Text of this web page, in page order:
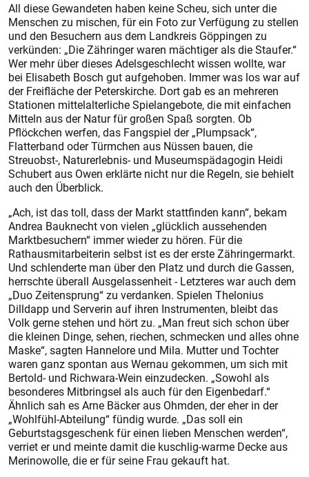
All diese Gewandeten haben keine Scheu, sich unter die
Menschen zu mischen, für ein Foto zur Verfügung zu stellen
und den Besuchern aus dem Landkreis Göppingen zu
verkünden: „Die Zähringer waren mächtiger als die Staufer.“
Wer mehr über dieses Adelsgeschlecht wissen wollte, war
bei Elisabeth Bosch gut aufgehoben. Immer was los war auf
der Freifläche der Peterskirche. Dort gab es an mehreren
Stationen mittelalterliche Spielangebote, die mit einfachen
Mitteln aus der Natur für großen Spaß sorgten. Ob
Pflöckchen werfen, das Fangspiel der „Plumpsack“,
Flatterband oder Türmchen aus Nüssen bauen, die
Streuobst-, Naturerlebnis- und Museumspädagogin Heidi
Schubert aus Owen erklärte nicht nur die Regeln, sie behielt
auch den Überblick.
„Ach, ist das toll, dass der Markt stattfinden kann“, bekam
Andrea Bauknecht von vielen „glücklich aussehenden
Marktbesuchern“ immer wieder zu hören. Für die
Rathausmitarbeiterin selbst ist es der erste Zähringermarkt.
Und schlenderte man über den Platz und durch die Gassen,
herrschte überall Ausgelassenheit - Letzteres war auch dem
„Duo Zeitensprung“ zu verdanken. Spielen Thelonius
Dilldapp und Serverin auf ihren Instrumenten, bleibt das
Volk gerne stehen und hört zu. „Man freut sich schon über
die kleinen Dinge, sehen, riechen, schmecken und alles ohne
Maske“, sagten Hannelore und Mila. Mutter und Tochter
waren ganz spontan aus Wernau gekommen, um sich mit
Bertold- und Richwara-Wein einzudecken. „Sowohl als
besonderes Mitbringsel als auch für den Eigenbedarf.“
Ähnlich sah es Arne Bäcker aus Ohmden, der eher in der
„Wohlfühl-Abteilung“ fündig wurde. „Das soll ein
Geburtstagsgeschenk für einen lieben Menschen werden“,
verriet er und meinte damit die kuschlig-warme Decke aus
Merinowolle, die er für seine Frau gekauft hat.